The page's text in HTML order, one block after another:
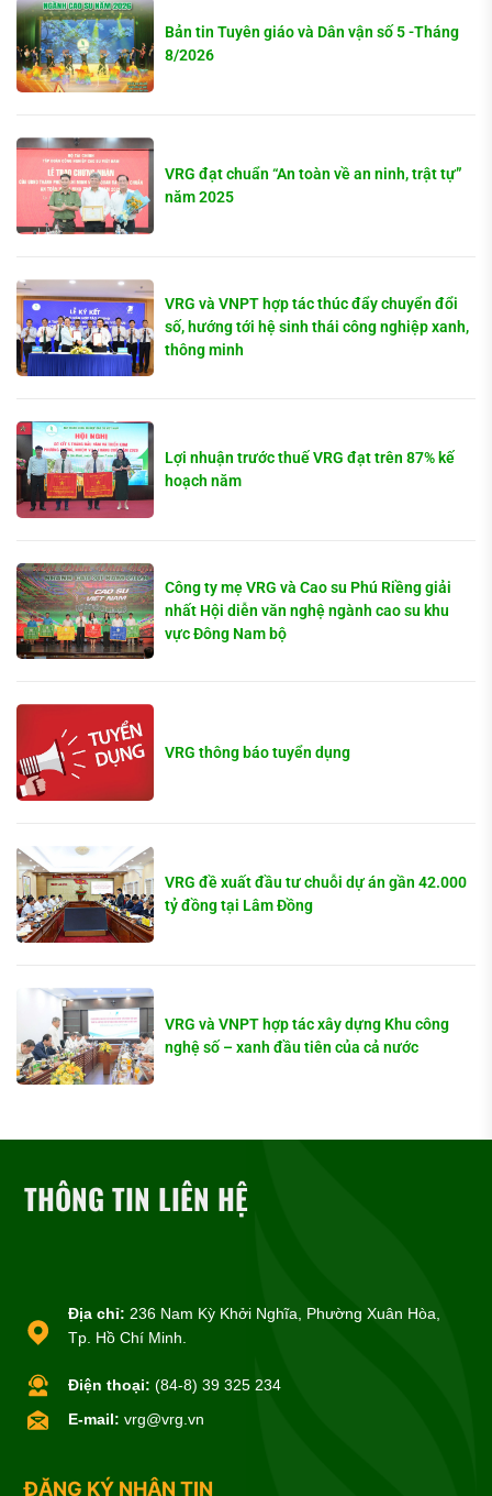
Bản tin Tuyên giáo và Dân vận số 5 -Tháng
8/2026
VRG đạt chuẩn “An toàn về an ninh, trật tự”
năm 2025
VRG và VNPT hợp tác thúc đẩy chuyển đổi
số, hướng tới hệ sinh thái công nghiệp xanh,
thông minh
Lợi nhuận trước thuế VRG đạt trên 87% kế
hoạch năm
Công ty mẹ VRG và Cao su Phú Riềng giải
nhất Hội diễn văn nghệ ngành cao su khu
vực Đông Nam bộ
VRG thông báo tuyển dụng
VRG đề xuất đầu tư chuỗi dự án gần 42.000
tỷ đồng tại Lâm Đồng
VRG và VNPT hợp tác xây dựng Khu công
nghệ số – xanh đầu tiên của cả nước
THÔNG TIN LIÊN HỆ
Địa chỉ: 236 Nam Kỳ Khởi Nghĩa, Phường Xuân Hòa,
Tp. Hồ Chí Minh.
Điện thoại: (84-8) 39 325 234
E-mail: vrg@vrg.vn
ĐĂNG KÝ NHẬN TIN